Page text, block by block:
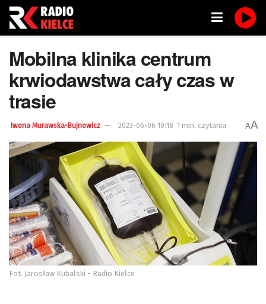
Mobilna klinika centrum
krwiodawstwa cały czas w
trasie
Iwona Murawska-Bujnowicz 2023-06-06 10:18 1 min. czytania AA
Fot. Jarosław Kubalski - Radio Kielce